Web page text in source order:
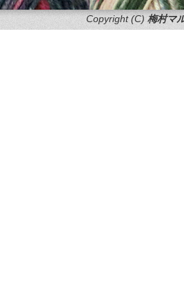
Copyright (C) 梅村マ